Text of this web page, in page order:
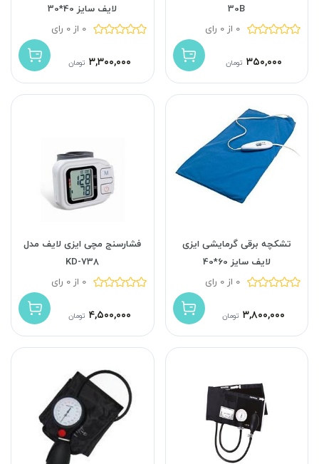
30B
0 از 0 رای
۳۵۰,۰۰۰ تومان
لایف سایز 40*30
0 از 0 رای
۳,۳۰۰,۰۰۰ تومان
تشکچه برقی گرمایشی ایزی
لایف سایز 60*40
0 از 0 رای
۳,۸۰۰,۰۰۰ تومان
فشارسنج مچی ایزی لایف مدل
KD-738
0 از 0 رای
۴,۵۰۰,۰۰۰ تومان